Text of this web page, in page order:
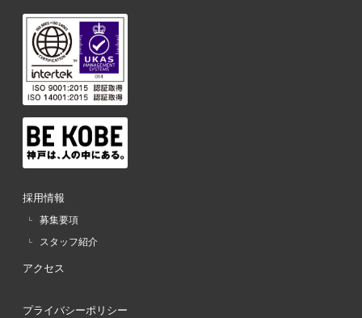
採用情報
募集要項
スタッフ紹介
アクセス
プライバシーポリシー